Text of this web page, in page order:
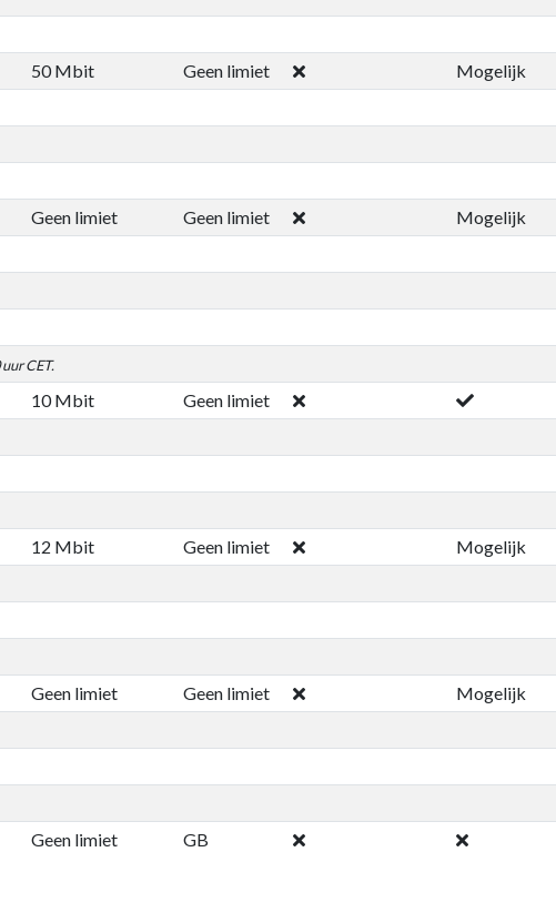
50 Mbit Geen limiet Mogelijk
Geen limiet Geen limiet Mogelijk
CET.
10 Mbit Geen limiet
12 Mbit Geen limiet Mogelijk
Geen limiet Geen limiet Mogelijk
Geen limiet GB